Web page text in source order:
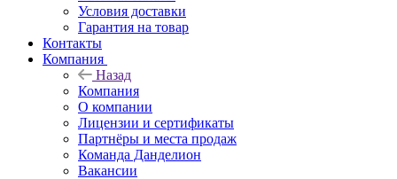
Условия доставки
Гарантия на товар
Контакты
Компания
Назад
Компания
О компании
Лицензии и сертификаты
Партнёры и места продаж
Команда Данделион
Вакансии